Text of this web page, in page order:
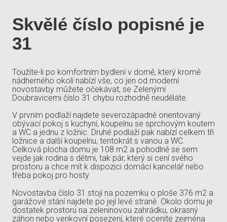
Skvělé číslo popisné je
31
Toužíte-li po komfortním bydlení v domě, který kromě
nádherného okolí nabízí vše, co jen od moderní
novostavby můžete očekávat, se Zelenými
Doubravicemi číslo 31 chybu rozhodně neuděláte.
V prvním podlaží najdete severozápadně orientovaný
obývací pokoj s kuchyní, koupelnu se sprchovým koutem
a WC a jednu z ložnic. Druhé podlaží pak nabízí celkem tři
ložnice a další koupelnu, tentokrát s vanou a WC.
Celková plocha domu je 108 m2 a pohodlně se sem
vejde jak rodina s dětmi, tak pár, který si cení svého
prostoru a chce mít k dispozici domácí kancelář nebo
třeba pokoj pro hosty.
Novostavba číslo 31 stojí na pozemku o ploše 376 m2 a
garážové stání najdete po její levé straně. Okolo domu je
dostatek prostoru na zeleninovou zahrádku, okrasný
záhon nebo venkovní posezení, které oceníte zejména